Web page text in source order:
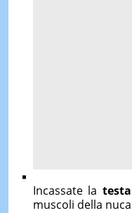
Incassate la
muscoli della